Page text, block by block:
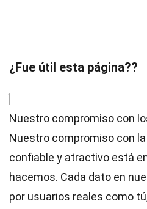
¿Fue útil esta página??
Nuestro compromiso con
Nuestro compromiso con
confiable y atractivo está
hacemos. Cada dato en
por usuarios reales como